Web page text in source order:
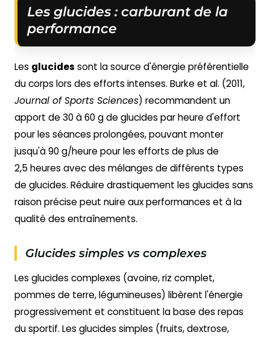
Les glucides : carburant de la
performance
Les glucides sont la source d'énergie préférentielle
du corps lors des efforts intenses. Burke et al. (2011,
Journal of Sports Sciences) recommandent un
apport de 30 à 60 g de glucides par heure d'effort
pour les séances prolongées, pouvant monter
jusqu'à 90 g/heure pour les efforts de plus de
2,5 heures avec des mélanges de différents types
de glucides. Réduire drastiquement les glucides sans
raison précise peut nuire aux performances et à la
qualité des entraînements.
Glucides simples vs complexes
Les glucides complexes (avoine, riz complet,
pommes de terre, légumineuses) libèrent l'énergie
progressivement et constituent la base des repas
du sportif. Les glucides simples (fruits, dextrose,